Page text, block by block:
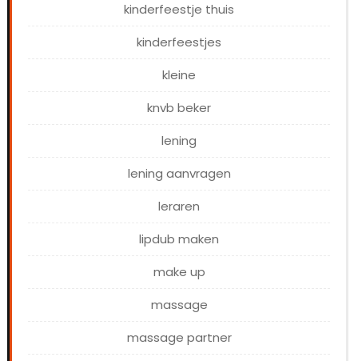
kinderfeestje thuis
kinderfeestjes
kleine
knvb beker
lening
lening aanvragen
leraren
lipdub maken
make up
massage
massage partner